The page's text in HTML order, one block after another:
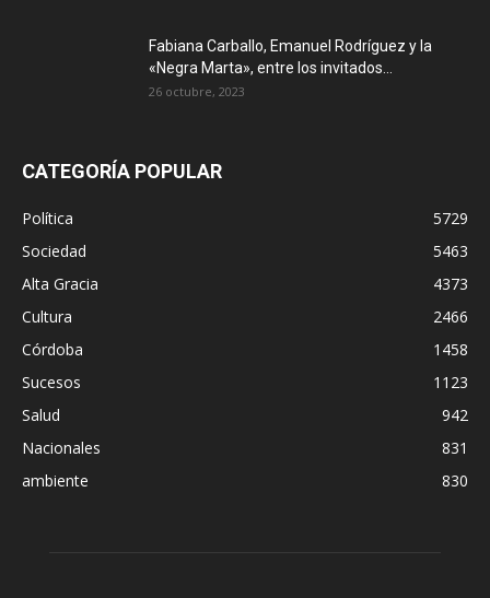
Fabiana Carballo, Emanuel Rodríguez y la
«Negra Marta», entre los invitados...
26 octubre, 2023
CATEGORÍA POPULAR
Política
5729
Sociedad
5463
Alta Gracia
4373
Cultura
2466
Córdoba
1458
Sucesos
1123
Salud
942
Nacionales
831
ambiente
830